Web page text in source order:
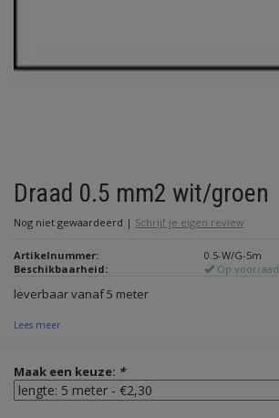
Draad 0.5 mm2 wit/groen
Nog niet gewaardeerd | Schrijf je eigen review
Artikelnummer:
0.5-W/G-5m
Beschikbaarheid:
Op voorraad
leverbaar vanaf 5 meter
Lees meer
Maak een keuze: *